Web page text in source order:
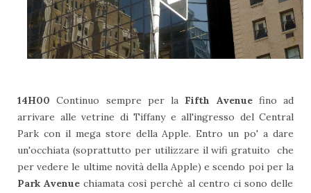
14H00 Continuo sempre per la Fifth Avenuefino ad
arrivare alle vetrine di Tiffany e all'ingresso del Central
Park con il mega store della Apple. Entro un po' a dare
un'occhiata (soprattutto per utilizzare il wifi gratuito che
per vedere le ultime novità della Apple) e scendo poi per la
Park Avenue chiamata così perchè al centro ci sono delle